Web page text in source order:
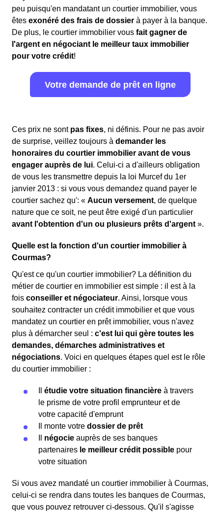
peu puisqu'en mandatant un courtier immobilier, vous
êtes exonéré des frais de dossier à payer à la banque.
De plus, le courtier immobilier vous fait gagner de
l'argent en négociant le meilleur taux immobilier
pour votre crédit!
Votre demande de prêt en ligne
Ces prix ne sont pas fixes, ni définis. Pour ne pas avoir
de surprise, veillez toujours à demander les
honoraires du courtier immobilier avant de vous
engager auprès de lui. Celui-ci a d'ailleurs obligation
de vous les transmettre depuis la loi Murcef du 1er
janvier 2013 : si vous vous demandez quand payer le
courtier sachez qu': « Aucun versement, de quelque
nature que ce soit, ne peut être exigé d'un particulier
avant l'obtention d'un ou plusieurs prêts d'argent ».
Quelle est la fonction d'un courtier immobilier à
Courmas?
Qu'est ce qu'un courtier immobilier? La définition du
métier de courtier en immobilier est simple : il est à la
fois conseiller et négociateur. Ainsi, lorsque vous
souhaitez contracter un crédit immobilier et que vous
mandatez un courtier en prêt immobilier, vous n'avez
plus à démarcher seul : c'est lui qui gère toutes les
demandes, démarches administratives et
négociations. Voici en quelques étapes quel est le rôle
du courtier immobilier :
étudie votre situation financière à travers
le prisme de votre profil emprunteur et de
votre capacité d'emprunt
Il monte votre dossier de prêt
négocie auprès de ses banques
partenaires le meilleur crédit possible pour
votre situation
Si vous avez mandaté un courtier immobilier à Courmas,
celui-ci se rendra dans toutes les banques de Courmas,
que vous pouvez retrouver ci-dessous. Qu'il s'agisse